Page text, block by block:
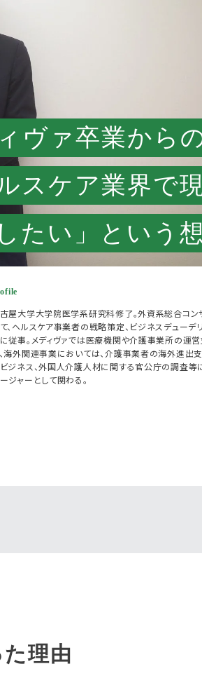
ヴァ卒業から
ルスケア業界で
たい」という想
屋大学大学院医学系研究科修了。外資系総合コン
、ヘルスケア事業者の戦略策定、ビジネスデューデ
従事。メディヴァでは医療機関や介護事業所の運
海外関連事業においては、介護事業者の海外進出
ジネス、外国人介護人材に関する官公庁の調査等
ジャーとして関わる。
理由